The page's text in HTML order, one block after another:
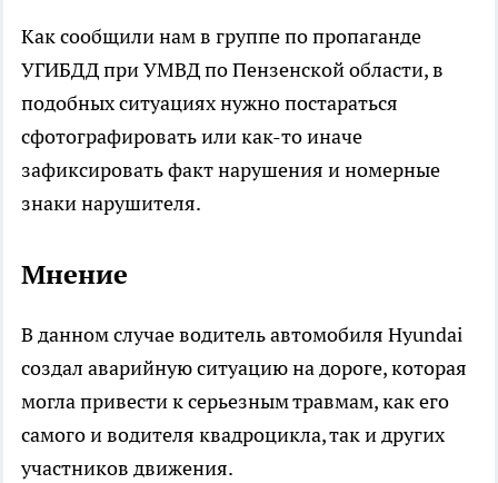
Как сообщили нам в группе по пропаганде
УГИБДД при УМВД по Пензенской области, в
подобных ситуациях нужно постараться
сфотографировать или как-то иначе
зафиксировать факт нарушения и номерные
знаки нарушителя.
Мнение
В данном случае водитель автомобиля Hyundai
создал аварийную ситуацию на дороге, которая
могла привести к серьезным травмам, как его
самого и водителя квадроцикла, так и других
участников движения.